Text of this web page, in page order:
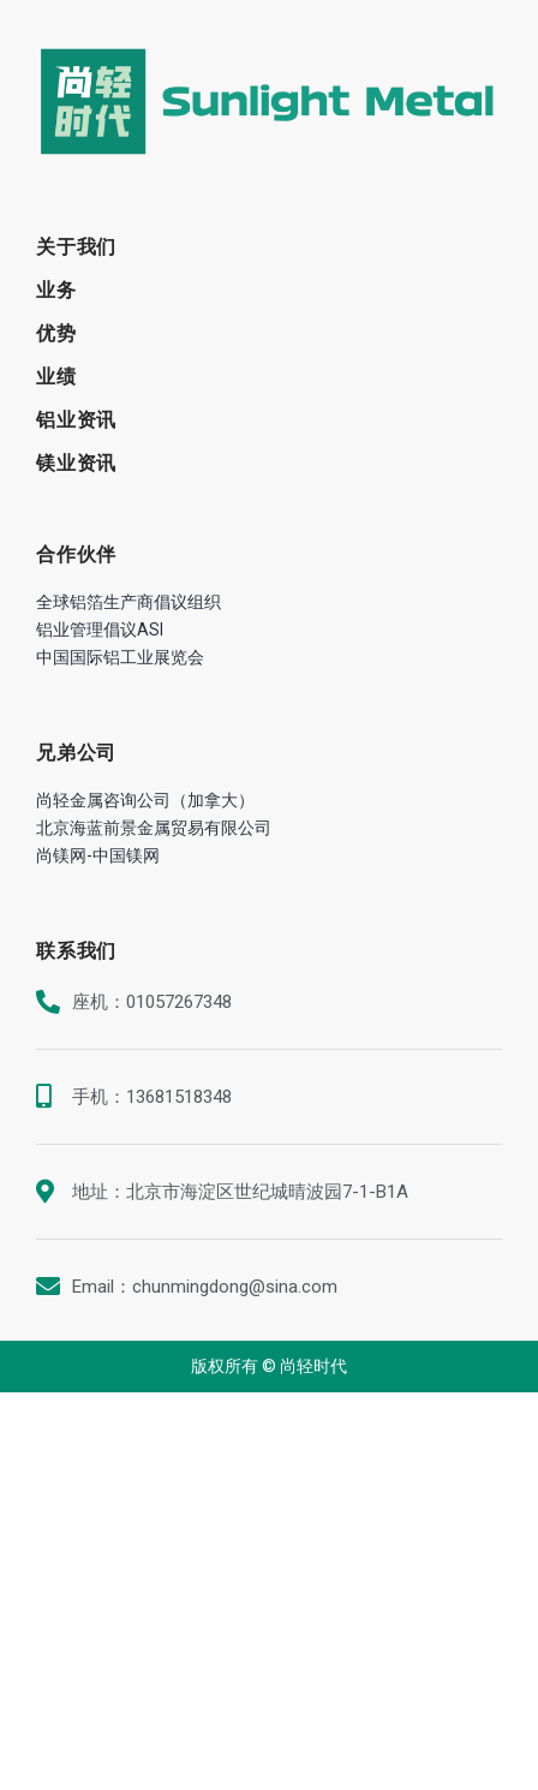
关于我们
业务
优势
业绩
铝业资讯
镁业资讯
合作伙伴
全球铝箔生产商倡议组织
铝业管理倡议ASI
中国国际铝工业展览会
兄弟公司
尚轻金属咨询公司（加拿大）
北京海蓝前景金属贸易有限公司
尚镁网-中国镁网
联系我们
座机：01057267348
手机：13681518348
地址：北京市海淀区世纪城晴波园7-1-B1A
Email：chunmingdong@sina.com
版权所有 © 尚轻时代